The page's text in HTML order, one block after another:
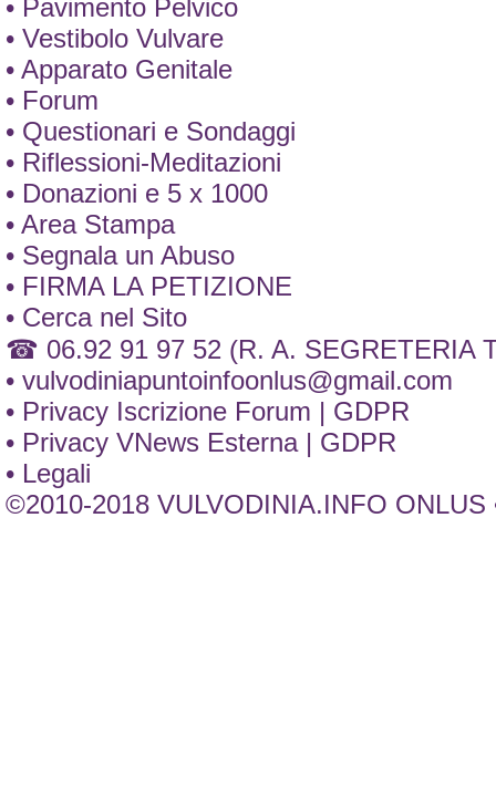
• Pavimento Pelvico
• Vestibolo Vulvare
• Apparato Genitale
• Forum
• Questionari e Sondaggi
• Riflessioni-Meditazioni
• Donazioni e 5 x 1000
• Area Stampa
• Segnala un Abuso
• FIRMA LA PETIZIONE
• Cerca nel Sito
☎ 06.92 91 97 52 (R. A. SEGRETERIA
• vulvodiniapuntoinfoonlus@gmail.com
• Privacy Iscrizione Forum | GDPR
• Privacy VNews Esterna | GDPR
• Legali
©2010-2018 VULVODINIA.INFO ONLUS